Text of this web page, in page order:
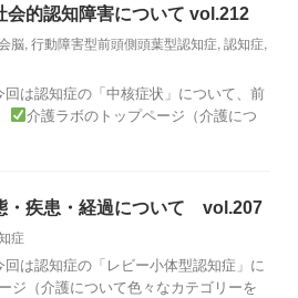
会的認知障害について vol.212
脳, 行動障害型前頭側頭葉型認知症, 認知症,
は認知症の「中核症状」について、前
介護ラボのトップページ（介護につ
・疾患・経過について vol.207
症
は認知症の「レビー小体型認知症」に
ジ（介護について色々なカテゴリーを